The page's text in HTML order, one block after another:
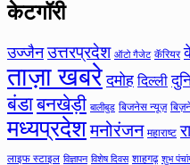
केटगॉरी
उज्जैन उत्तरप्रदेश ऑटो गैजेट कॅरियर
ताज़ा खबरे दमोह दिल्ली
बंडाबनखेड़ी बालीबुड बिजनेस न्यूज़
मध्यप्रदेशमनोरंजन महाराष्ट
लाइफ स्टाइल विज्ञापन विशेष दिवस शाहगढ़ शुभ